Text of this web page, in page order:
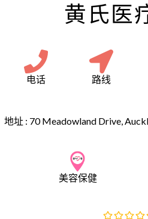
黄氏医
电话 路线
地址 : 70 Meadowland Drive,
美容保健